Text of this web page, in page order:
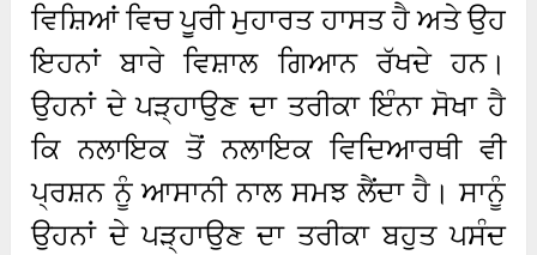
ਵਿਸ਼ਿਆਂ ਵਿਚ ਪੂਰੀ ਮੁਹਾਰਤ ਹਾਸਤ ਹੈ ਅਤੇ ਉਹ
ਇਹਨਾਂ ਬਾਰੇ ਵਿਸ਼ਾਲ ਗਿਆਨ ਰੱਖਦੇ ਹਨ।
ਉਹਨਾਂ ਦੇ ਪੜ੍ਹਾਉਣ ਦਾ ਤਰੀਕਾ ਇੰਨਾ ਸੋਖਾ ਹੈ
ਕਿ ਨਲਾਇਕ ਤੋਂ ਨਲਾਇਕ ਵਿਦਿਆਰਥੀ ਵੀ
ਪ੍ਰਸ਼ਨ ਨੂੰ ਆਸਾਨੀ ਨਾਲ ਸਮਝ ਲੈਂਦਾ ਹੈ। ਸਾਨੂੰ
ਉਹਨਾਂ ਦੇ ਪੜ੍ਹਾਉਣ ਦਾ ਤਰੀਕਾ ਬਹੁਤ ਪਸੰਦ